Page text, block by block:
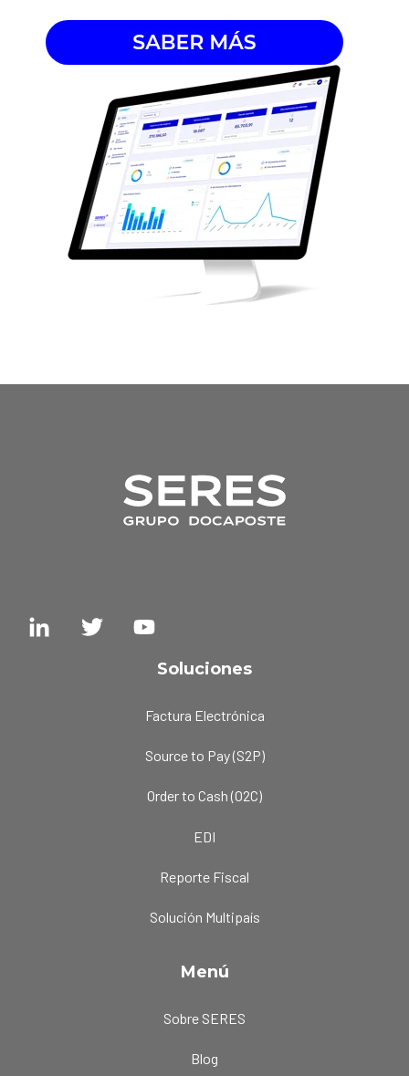
Soluciones
Factura Electrónica
Source to Pay (S2P)
Order to Cash (O2C)
EDI
Reporte Fiscal
Solución Multipaís
Menú
Sobre SERES
Blog